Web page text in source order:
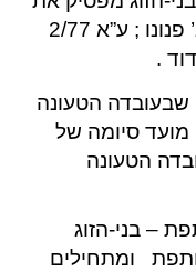
השיתוף (ראה: ע”א 66/73 פנונו נ’ פנונו ; ע”א 2/77
הטעונה
מועד סיומה של
הטעונה
– בני-הזוג
ומתחילים